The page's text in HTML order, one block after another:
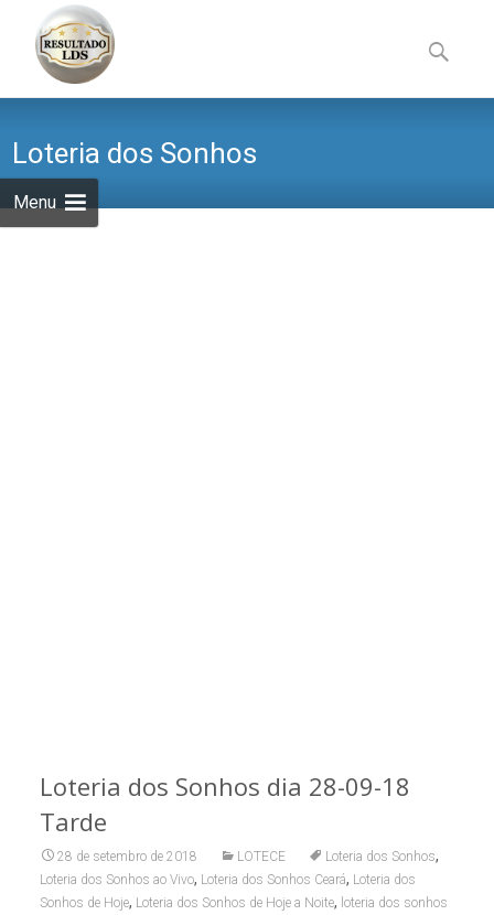
Menu
to
content
por:
Loteria dos Sonhos
Loteria dos Sonhos dia 28-09-18
Tarde
28 de setembro de 2018 LOTECE Loteria dos Sonhos,
Loteria dos Sonhos ao Vivo, Loteria dos Sonhos Ceará, Loteria dos
Sonhos de Hoje, Loteria dos Sonhos de Hoje a Noite, loteria dos sonhos